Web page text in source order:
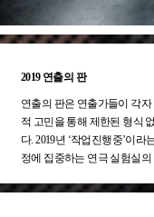
2019 연출의 판
연출의 판은 연출가들이 각
적 고민을 통해 제한된 형식
다. 2019년 ‘작업진행중’이
정에 집중하는 연극 실험실의